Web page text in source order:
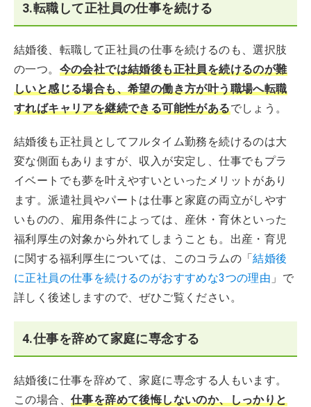
3.転職して正社員の仕事を続ける
結婚後、転職して正社員の仕事を続けるのも、選択肢
の一つ。 今の会社では結婚後も正社員を続けるのが難
しいと感じる場合も、希望の働き方が叶う職場へ転職
すればキャリアを継続できる可能性があるでしょう。
結婚後も正社員としてフルタイム勤務を続けるのは大
変な側面もありますが、収入が安定し、仕事でもプラ
イベートでも夢を叶えやすいといったメリットがあり
ます。派遣社員やパートは仕事と家庭の両立がしやす
いものの、雇用条件によっては、産休・育休といった
福利厚生の対象から外れてしまうことも。出産・育児
に関する福利厚生については、このコラムの「結婚後
に正社員の仕事を続けるのがおすすめな3つの理由 」で
詳しく後述しますので、ぜひご覧ください。
4.仕事を辞めて家庭に専念する
結婚後に仕事を辞めて、家庭に専念する人もいます。
この場合、 仕事を辞めて後悔しないのか、しっかりと